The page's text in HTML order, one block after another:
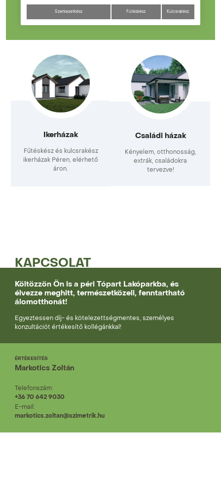
Szerkezetkész Fűtéskész Kulcsrakész
Ikerházak
Fűtéskész és kulcsrakész
ikerházak Péren, elérhető
áron.
Családi házak
Kényelem, otthonosság,
extrák, családokra
tervezve!
KAPCSOLAT
Költözzön Ön is a péri Tópart Lakóparkba, és
élvezze meghitt, természetközeli, fenntartható
álomotthonát!
Egyeztessen díj- és kötelezettségmentes, személyes
konzultációt értékesítő kollégánkkal!
ÉRTÉKESÍTÉS
Markotics Zoltán
Telefonszám:
+36 70 642 9030
E-mail:
markotics.zoltan@szimetrik.hu